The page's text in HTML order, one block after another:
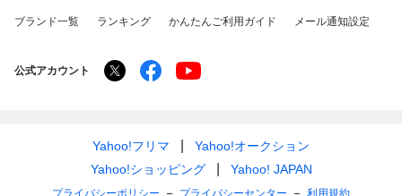
ブランド一覧 ランキング かんたんご利用ガイド メール通知設定
公式アカウント
Yahoo!フリマ
Yahoo!オークション
Yahoo!ショッピング
Yahoo! JAPAN